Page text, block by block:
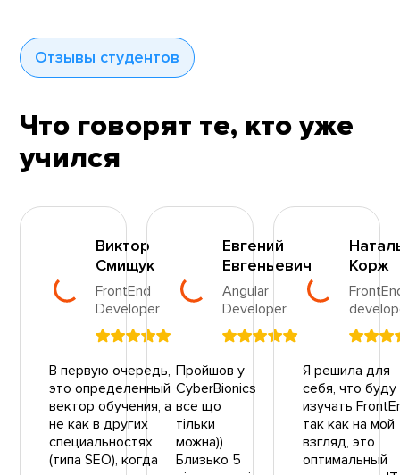
Отзывы студентов
Что говорят те, кто уже
учился
Виктор
Смищук
FrontEnd
Developer
В первую очередь,
это определенный
вектор обучения, а
не как в других
специальностях
(типа SEO), когда
Евгений
Евгеньевич
Angular
Developer
Пройшов у
CyberBionics
все що
тільки
можна))
Близько 5
Корж
Я решила для
себя, что буду
изучать
так как на мой
взгляд, это
оптимальный